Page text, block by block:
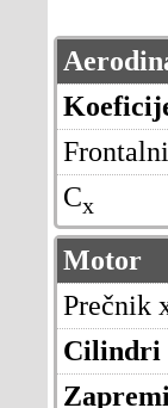
Cx
Motor
Prečnik
Cilindri